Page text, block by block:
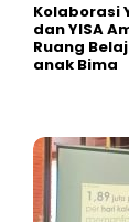
Kolaborasi
dan YISA
Ruang
anak Bima